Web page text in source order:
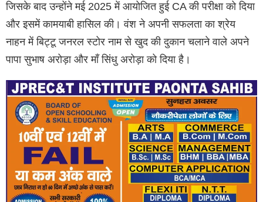
जिसके बाद उन्होंने मई 2025 में आयोजित हुई CA की परीक्षा को दिया
और इसमें कामयाबी हासिल की। वंश ने अपनी सफलता का श्रेय
नाहन में बिट्टू जनरल स्टोर नाम से खुद की दुकान चलाने वाले अपने
पापा सुभाष अरोड़ा और माँ सिंधु अरोड़ा को दिया है।